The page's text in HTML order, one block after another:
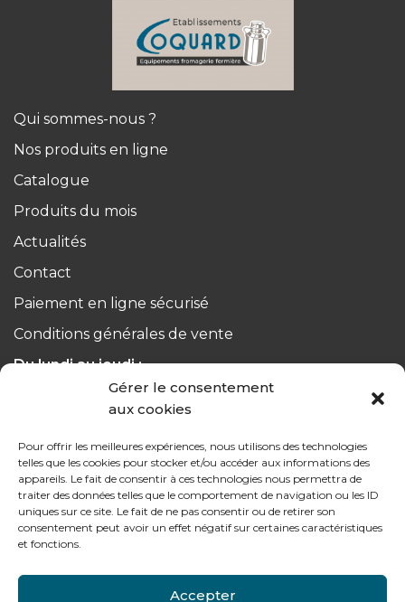
Gérer le consentement
aux cookies
Pour offrir les meilleures expériences, nous utilisons des technologies
telles que les cookies pour stocker et/ou accéder aux informations des
appareils. Le fait de consentir à ces technologies nous permettra de
traiter des données telles que le comportement de navigation ou les ID
uniques sur ce site. Le fait de ne pas consentir ou de retirer son
consentement peut avoir un effet négatif sur certaines caractéristiques
et fonctions.
Accepter
Qui sommes-nous ?
Nos produits en ligne
Catalogue
Produits du mois
Actualités
Contact
Paiement en ligne sécurisé
Conditions générales de vente
Du lundi au jeudi :
de 8h à 12h30 et de 13h30 à 17h20
de 8h à 12h30 et de 13h30 à 16h